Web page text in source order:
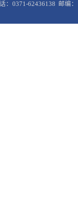
：0371-62436138 邮编：